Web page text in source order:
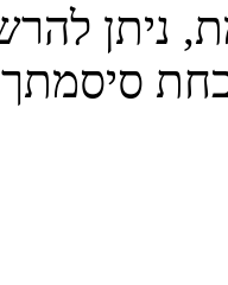
ניתן
סיסמתך